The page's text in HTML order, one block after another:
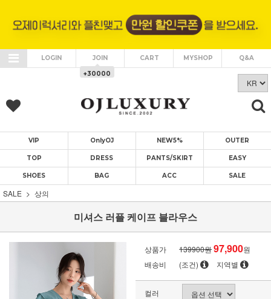
LOGIN JOIN
+30000
CART MYSHOP Q&A
VIP OnlyOJ NEW5% OUTER
TOP DRESS PANTS/SKIRT EASY
SHOES BAG ACC SALE
SALE 상의
미셔스 러플 케이프 블라우스
상품가 139900원97,900원
배송비
(조건) 지역별
컬러